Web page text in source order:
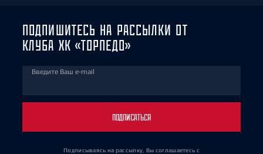
ПОДПИШИТЕСЬ НА РАССЫЛКИ ОТ
КЛУБА ХК «ТОРПЕДО»
Введите Ваш e-mail
ПОДПИСАТЬСЯ
Подписываясь на рассылку, Вы соглашаетесь с